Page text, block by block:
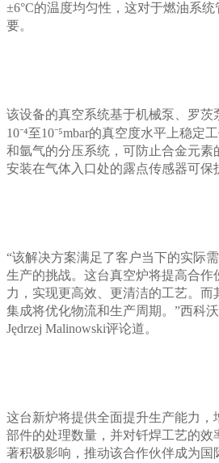
±6°C的温度均匀性，这对于燃油系
要。
该设备的真空系统基于机械泵、罗茨
10⁻⁴至10⁻⁵mbar的真空度水平上稳定
和氩气的分压系统，可防止合金元素
安装在气体入口处的露点传感器可保
“该解决方案满足了客户当下的实际
生产的挑战。这台真空炉将提高合作
力，实现更高效、更清洁的工艺。而
集成将优化物流和生产周期。”西科
Jędrzej Malinowski评论道。
这台新炉将提供全面提升生产能力，
部件的处理数量，并对钎焊工艺的效
著积极影响，推动该合作伙伴成为国